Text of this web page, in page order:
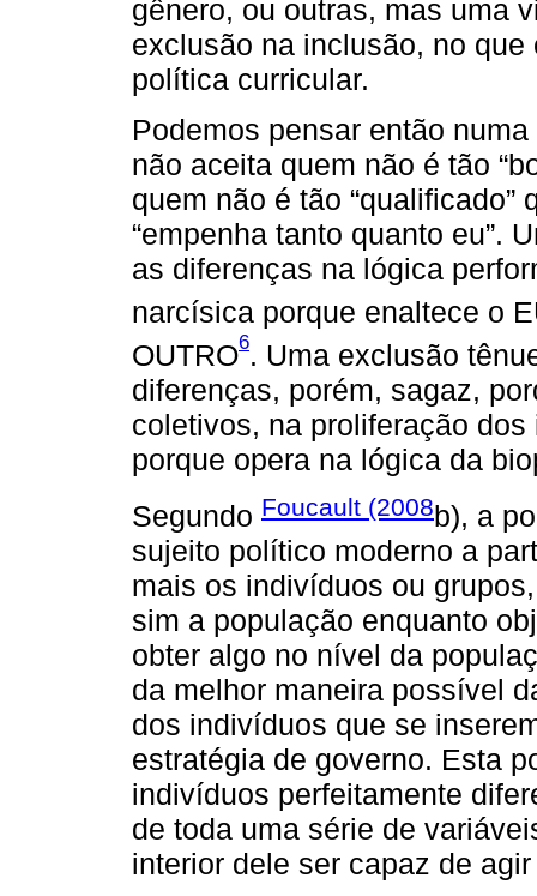
gênero, ou outras, mas uma
exclusão na inclusão, no
política curricular.
Podemos pensar então numa
não aceita quem não é tão
quem não é tão
“empenha tanto quanto eu”.
as diferenças na lógica
narcísica porque enaltece o
OUTRO6. Uma exclusão
diferenças, porém, sagaz,
coletivos, na proliferação
porque opera na lógica da
Segundo Foucault (2008b), a
sujeito político moderno a
mais os indivíduos ou
sim a população enquanto
obter algo no nível da
da melhor maneira possível
dos indivíduos que se
estratégia de governo. Esta
indivíduos perfeitamente
de toda uma série de
interior dele ser capaz de